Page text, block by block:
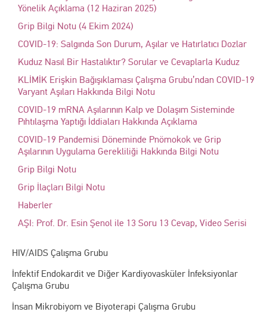
Yönelik Açıklama (12 Haziran 2025)
Grip Bilgi Notu (4 Ekim 2024)
COVID-19: Salgında Son Durum, Aşılar ve Hatırlatıcı Dozlar
Kuduz Nasıl Bir Hastalıktır? Sorular ve Cevaplarla Kuduz
KLİMİK Erişkin Bağışıklaması Çalışma Grubu’ndan COVID-19
Varyant Aşıları Hakkında Bilgi Notu
COVID-19 mRNA Aşılarının Kalp ve Dolaşım Sisteminde
Pıhtılaşma Yaptığı İddiaları Hakkında Açıklama
COVID-19 Pandemisi Döneminde Pnömokok ve Grip
Aşılarının Uygulama Gerekliliği Hakkında Bilgi Notu
Grip Bilgi Notu
Grip İlaçları Bilgi Notu
Haberler
AŞI: Prof. Dr. Esin Şenol ile 13 Soru 13 Cevap, Video Serisi
HIV/AIDS Çalışma Grubu
İnfektif Endokardit ve Diğer Kardiyovasküler İnfeksiyonlar
Çalışma Grubu
İnsan Mikrobiyom ve Biyoterapi Çalışma Grubu